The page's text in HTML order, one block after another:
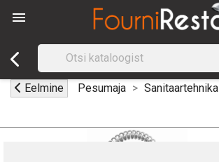

Eelmine Pesumaja Sanitaartehnika